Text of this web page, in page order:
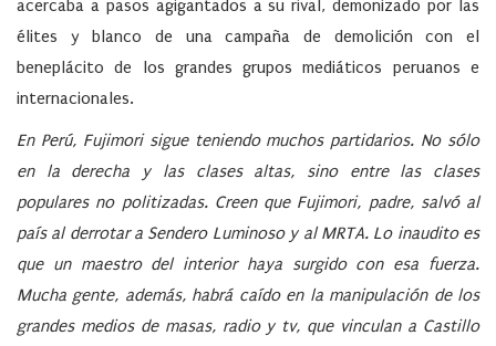
acercaba a pasos agigantados a su rival, demonizado por las
élites y blanco de una campaña de demolición con el
beneplácito de los grandes grupos mediáticos peruanos e
internacionales.
En Perú, Fujimori sigue teniendo muchos partidarios. No sólo
en la derecha y las clases altas, sino entre las clases
populares no politizadas. Creen que Fujimori, padre, salvó al
país al derrotar a Sendero Luminoso y al MRTA. Lo inaudito es
que un maestro del interior haya surgido con esa fuerza.
Mucha gente, además, habrá caído en la manipulación de los
grandes medios de masas, radio y tv, que vinculan a Castillo